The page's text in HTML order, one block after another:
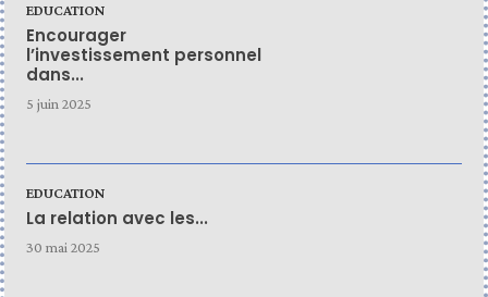
EDUCATION
Encourager
l’investissement personnel
dans...
5 juin 2025
EDUCATION
La relation avec les...
30 mai 2025